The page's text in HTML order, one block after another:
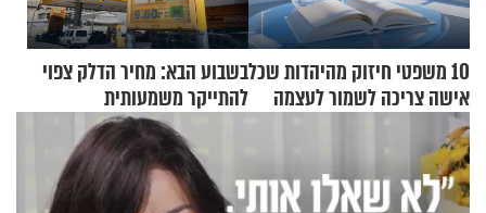
10 משפטי חיזוק מהיהדות שכל
אישה צריכה לשמור לעצמה
בשבוע הבא: מחיר הדלק צפוי
להתייקר משמעותית